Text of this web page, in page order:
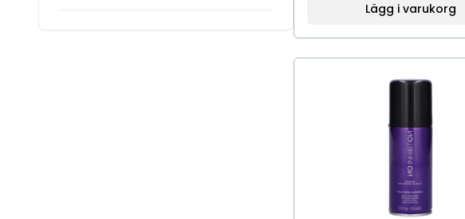
Lägg i varukorg